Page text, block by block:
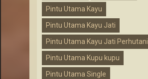
Pintu Utama Kayu
Pintu Utama Kayu Jati
Pintu Utama Kayu Jati Perhutani
Pintu Utama Kupu kupu
Pintu Utama Single